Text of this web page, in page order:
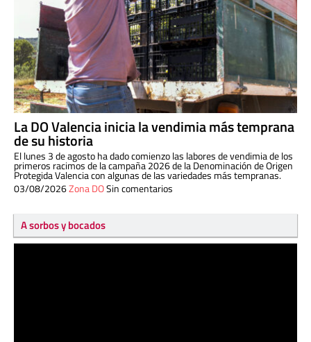
La DO Valencia inicia la vendimia más temprana
de su historia
El lunes 3 de agosto ha dado comienzo las labores de vendimia de los
primeros racimos de la campaña 2026 de la Denominación de Origen
Protegida Valencia con algunas de las variedades más tempranas.
03/08/2026Zona DOSin comentarios
A sorbos y bocados